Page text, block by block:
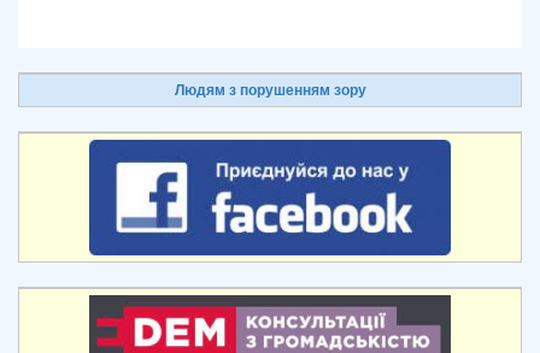
Людям з порушенням зору